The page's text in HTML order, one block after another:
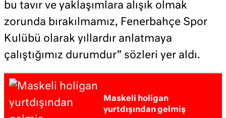
bu tavır ve yaklaşımlara alışık olmak
zorunda bırakılmamız, Fenerbahçe Spor
Kulübü olarak yıllardır anlatmaya
çalıştığımız durumdur” sözleri yer aldı.
Maskeli holigan
yurtdışından gelmiş